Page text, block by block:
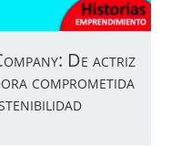
De actriz
comprometida